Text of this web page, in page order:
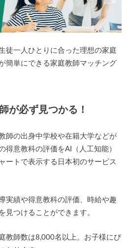
徒一人ひとりに合った理想の家庭
簡単にできる家庭教師マッチング
が必ず見つかる！
師の出身中学校や在籍大学などが
得意教科の評価をAI（人工知能）
ートで表示する日本初のサービス
実績や得意教科の評価、時給や趣
見つけることができます。
教師数は8,000名以上。お子様にぴ